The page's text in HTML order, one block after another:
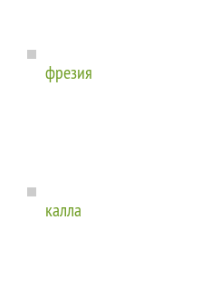
фрезия
калла